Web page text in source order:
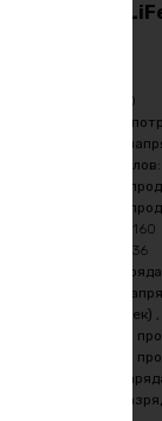
Аккумулятор
180
Бмс плата -ток
Верхний порог
Количество циклов:
Максимальный
Максимальный
2160
36
Напряжение
Нижний порог
Пиковый ток (1сек) ,
Рекомендуемый
Рекомендуемый
Температура
Температура